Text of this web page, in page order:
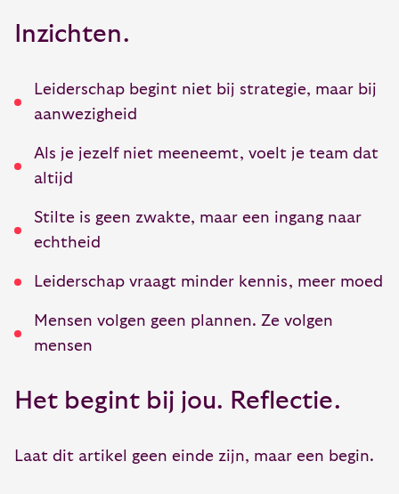
Inzichten.
Leiderschap begint niet bij strategie, maar bij
aanwezigheid
Als je jezelf niet meeneemt, voelt je team dat
altijd
Stilte is geen zwakte, maar een ingang naar
echtheid
Leiderschap vraagt minder kennis, meer moed
Mensen volgen geen plannen. Ze volgen
mensen
Het begint bij jou. Reflectie.
Laat dit artikel geen einde zijn, maar een begin.